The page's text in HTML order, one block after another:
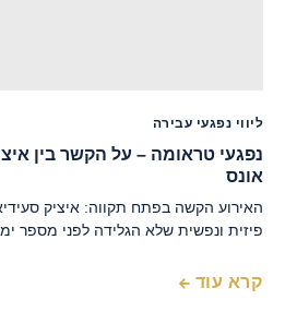
ליווי נפגעי עבירה
נפגעי טראומה – על הקשר בין
אונס
האירוע הקשה בפתח תקווה: איציק
פיזית ונפשית שלא הגלידה לפני מספר
קרא עוד